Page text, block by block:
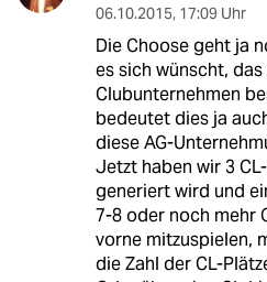
06.10.2015, 17:09 Uhr
Die Choose geht ja
es sich wünscht,
Clubunternehmen
bedeutet dies ja
diese AG-
Jetzt haben wir 3
generiert wird und
7-8 oder noch mehr
vorne mitzuspielen,
die Zahl der CL-